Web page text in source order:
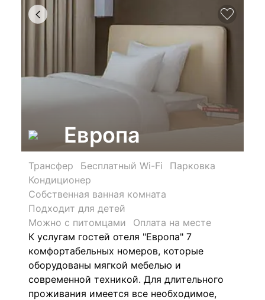
Европа
Трансфер Бесплатный Wi-Fi
Парковка
Кондиционер
Собственная ванная комната
Подходит для детей
Можно с питомцами
Оплата на месте
К услугам гостей отеля "Европа" 7
комфортабельных номеров, которые
оборудованы мягкой мебелью и
современной техникой. Для длительного
проживания имеется все необходимое,